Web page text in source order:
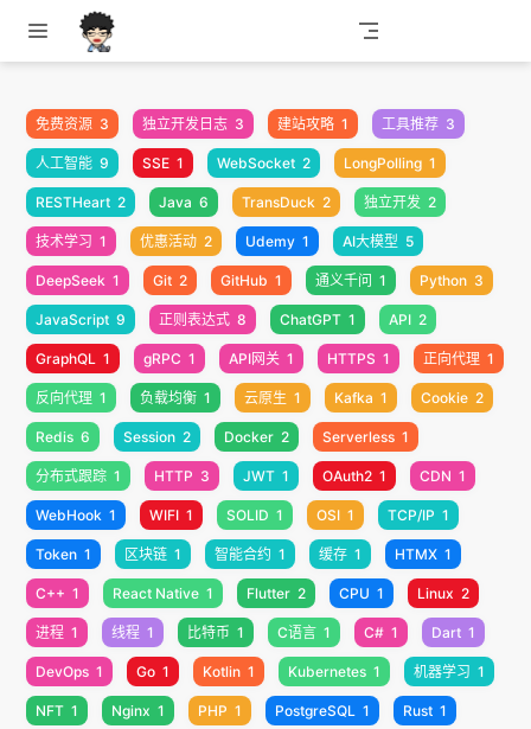
跳至主要內容
免费资源 3 独立开发日志 3 建站攻略 1 工具推荐 3
人工智能 9 SSE 1 WebSocket 2 LongPolling 1
RESTHeart 2 Java 6 TransDuck 2 独立开发 2
技术学习 1 优惠活动 2 Udemy 1 AI大模型 5
DeepSeek 1 Git 2 GitHub 1 通义千问 1 Python 3
JavaScript 9 正则表达式 8 ChatGPT 1 API 2
GraphQL 1 gRPC 1 API网关 1 HTTPS 1 正向代理 1
反向代理 1 负载均衡 1 云原生 1 Kafka 1 Cookie 2
Redis 6 Session 2 Docker 2 Serverless 1
分布式跟踪 1 HTTP 3 JWT 1 OAuth2 1 CDN 1
WebHook 1 WIFI 1 SOLID 1 OSI 1 TCP/IP 1
Token 1 区块链 1 智能合约 1 缓存 1 HTMX 1
C++ 1 React Native 1 Flutter 2 CPU 1 Linux 2
进程 1 线程 1 比特币 1 C语言 1 C# 1 Dart 1
DevOps 1 Go 1 Kotlin 1 Kubernetes 1 机器学习 1
NFT 1 Nginx 1 PHP 1 PostgreSQL 1 Rust 1